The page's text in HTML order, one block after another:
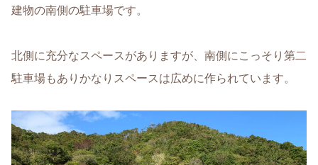
建物の南側の駐車場です。
北側に充分なスペースがありますが、南側にこっそり第二
駐車場もありかなりスペースは広めに作られています。